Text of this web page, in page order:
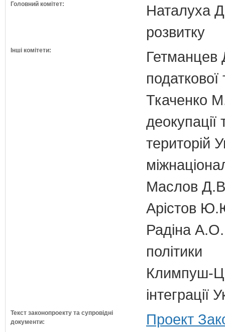
Головний комітет:
Наталуха
розвитку
Інші комітети:
Гетманцев
податкової
Ткаченко
деокупації
територій
Маслов Д.В.
Арістов
Радіна А.О.
політики
Климпуш-
Текст законопроекту та супровідні
документи:
Проект